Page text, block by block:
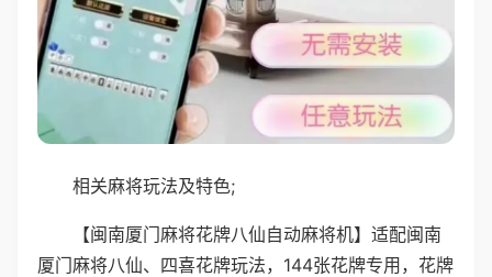
相关麻将玩法及特色;
【闽南厦门麻将花牌八仙自动麻将机】适配闽南
厦门麻将八仙、四喜花牌玩法，144张花牌专用，花牌